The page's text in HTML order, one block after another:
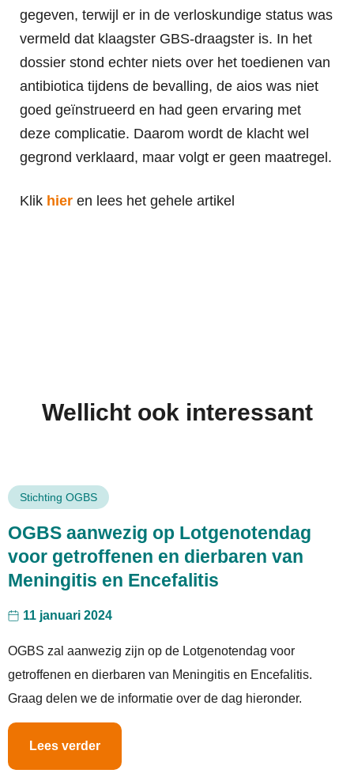
gegeven, terwijl er in de verloskundige status was
vermeld dat klaagster GBS-draagster is. In het
dossier stond echter niets over het toedienen van
antibiotica tijdens de bevalling, de aios was niet
goed geïnstrueerd en had geen ervaring met
deze complicatie. Daarom wordt de klacht wel
gegrond verklaard, maar volgt er geen maatregel.
Klik hier en lees het gehele artikel
Wellicht ook interessant
Stichting OGBS
OGBS aanwezig op Lotgenotendag
voor getroffenen en dierbaren van
Meningitis en Encefalitis
11 januari 2024
OGBS zal aanwezig zijn op de Lotgenotendag voor
getroffenen en dierbaren van Meningitis en Encefalitis.
Graag delen we de informatie over de dag hieronder.
Lees verder